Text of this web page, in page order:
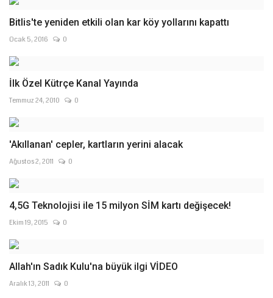
Bitlis'te yeniden etkili olan kar köy yollarını kapattı
Ocak 5, 2016 0
İlk Özel Kütrçe Kanal Yayında
Temmuz 24, 2010 0
'Akıllanan' cepler, kartların yerini alacak
Ağustos 2, 2011 0
4,5G Teknolojisi ile 15 milyon SİM kartı değişecek!
Ekim 19, 2015 0
Allah'ın Sadık Kulu'na büyük ilgi VİDEO
Aralık 13, 2011 0